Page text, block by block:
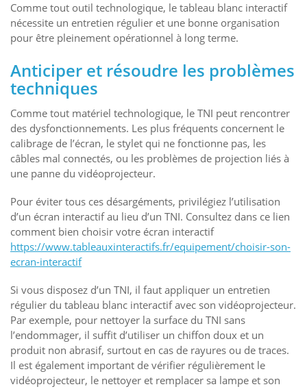
Comme tout outil technologique, le tableau blanc interactif
nécessite un entretien régulier et une bonne organisation
pour être pleinement opérationnel à long terme.
Anticiper et résoudre les problèmes
techniques
Comme tout matériel technologique, le TNI peut rencontrer
des dysfonctionnements. Les plus fréquents concernent le
calibrage de l’écran, le stylet qui ne fonctionne pas, les
câbles mal connectés, ou les problèmes de projection liés à
une panne du vidéoprojecteur.
Pour éviter tous ces désargéments, privilégiez l’utilisation
d’un écran interactif au lieu d’un TNI. Consultez dans ce lien
comment bien choisir votre écran interactif
https://www.tableauxinteractifs.fr/equipement/choisir-son-
ecran-interactif
Si vous disposez d’un TNI, il faut appliquer un entretien
régulier du tableau blanc interactif avec son vidéoprojecteur.
Par exemple, pour nettoyer la surface du TNI sans
l’endommager, il suffit d’utiliser un chiffon doux et un
produit non abrasif, surtout en cas de rayures ou de traces.
Il est également important de vérifier régulièrement le
vidéoprojecteur, le nettoyer et remplacer sa lampe et son